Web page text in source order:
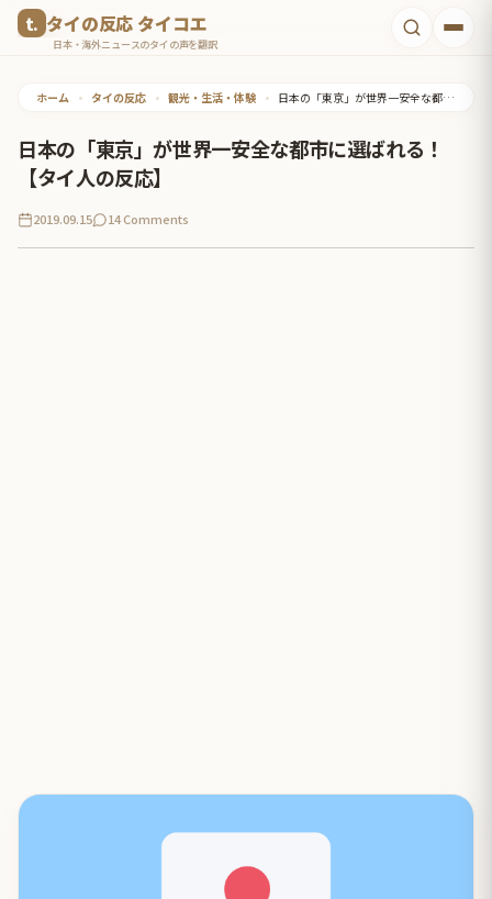
タイの反応 タイコエ
日本・海外ニュースのタイの声を翻訳
ホーム • タイの反応 • 観光・生活・体験 • 日本の「東京」が世界一安全な都市に選ばれる！【タイ人の反応】
日本の「東京」が世界一安全な都市に選ばれる！
【タイ人の反応】
2019.09.15 14 Comments